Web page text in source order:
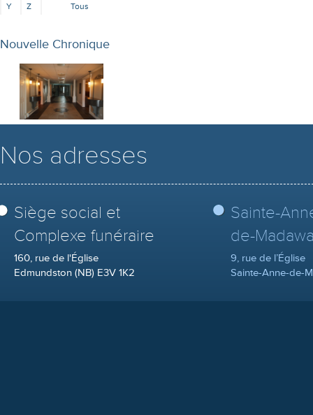
Y
Z Tous
Nouvelle Chronique
Nos adresses
Siège social et
Complexe funéraire
160, rue de l'Église
Edmundston (NB) E3V 1K2
Sainte-
de-
9, rue de l’Église
Sainte-Anne-de-